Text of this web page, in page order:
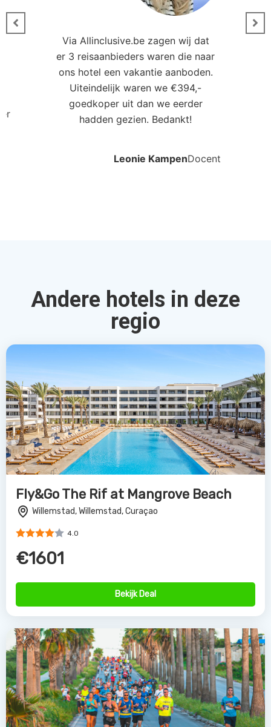
Via Allinclusive.be zagen wij dat
er 3 reisaanbieders waren die naar
ons hotel een vakantie aanboden.
Uiteindelijk waren we €394,-
goedkoper uit dan we eerder
hadden gezien. Bedankt!
Leonie KampenDocent
Andere hotels in deze
regio
Fly&Go The Rif at Mangrove Beach
Willemstad, Willemstad, Curaçao
4.0
€1601
Bekijk Deal